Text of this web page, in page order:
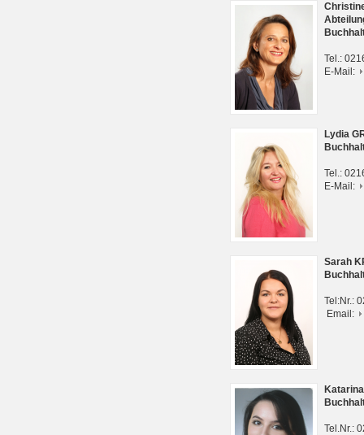
Tel.:
E-Mail:
Lydia
Tel.:
E-Mail:
Sarah
Tel:Nr.:
Email:
Tel.Nr.: